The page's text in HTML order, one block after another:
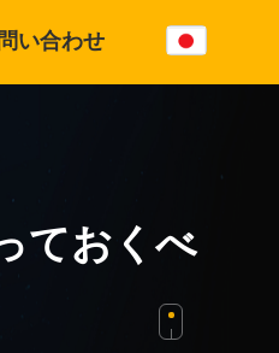
い合わせ
ておくべ